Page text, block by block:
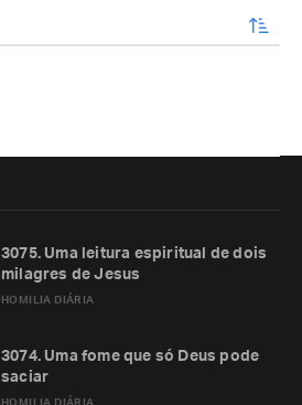
enviar
HOMILIA DIÁRIA
3075. Uma leitura espiritual de dois
milagres de Jesus
HOMILIA DIÁRIA
3074. Uma fome que só Deus pode
saciar